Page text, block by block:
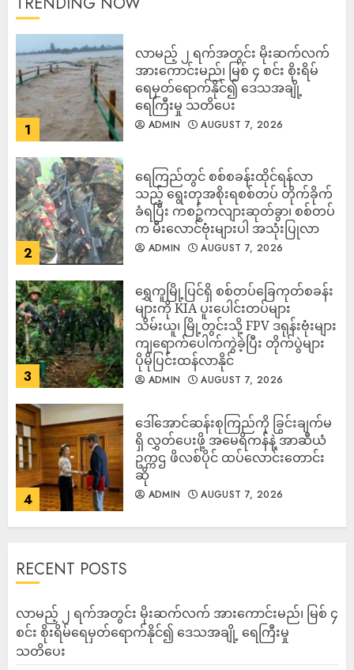
1
လာမည့် ၂ ရက်အတွင်း မိုးဆက်လက်
အားကောင်းမည်၊ မြစ် ၄ စင်း စိုးရိမ်
ရေမှတ်ရောက်နိုင်၍ ဒေသအချို့
ရေကြီးမှု သတိပေး
ADMIN AUGUST 7, 2026
2
ရေကြည်တွင် စစ်စခန်းထိုင်ရန်လာ
သည့် ရွေးတုအစိုးရစစ်တပ် တိုက်ခိုက်
ခံရပြီး ကစဉ့်ကလျားဆုတ်ခွာ၊ စစ်တပ်
က မီးလောင်ဗုံးများပါ အသုံးပြုလာ
ADMIN AUGUST 7, 2026
3
‎ရွှေကူမြို့ပြင်ရှိ စစ်တပ်ခြေကုတ်စခန်း
များကို KIA ပူးပေါင်းတပ်များ
သိမ်းယူ၊ မြို့တွင်းသို့ FPV ဒရုန်းဗုံးများ
ကျရောက်ပေါက်ကွဲခဲ့ပြီး တိုက်ပွဲများ
ပိုမိုပြင်းထန်လာနိုင်
ADMIN AUGUST 7, 2026
4
ဒေါ်အောင်ဆန်းစုကြည်ကို ခြွင်းချက်မ
ရှိ လွှတ်ပေးဖို့ အမေရိကန်နဲ့ အာဆီယံ
ဥက္ကဌ ဖိလစ်ပိုင် ထပ်လောင်းတောင်း
ဆို
ADMIN AUGUST 7, 2026
RECENT POSTS
လာမည့် ၂ ရက်အတွင်း မိုးဆက်လက် အားကောင်းမည်၊ မြစ် ၄
စင်း စိုးရိမ်ရေမှတ်ရောက်နိုင်၍ ဒေသအချို့ ရေကြီးမှု
သတိပေး